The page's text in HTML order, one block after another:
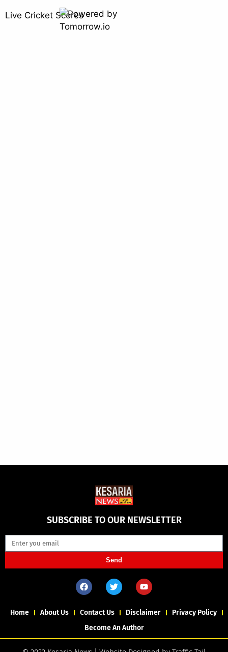
Live Cricket Scores
SUBSCRIBE TO OUR NEWSLETTER
Send
Home About Us Contact Us Disclaimer
Privacy Policy
Become An Author